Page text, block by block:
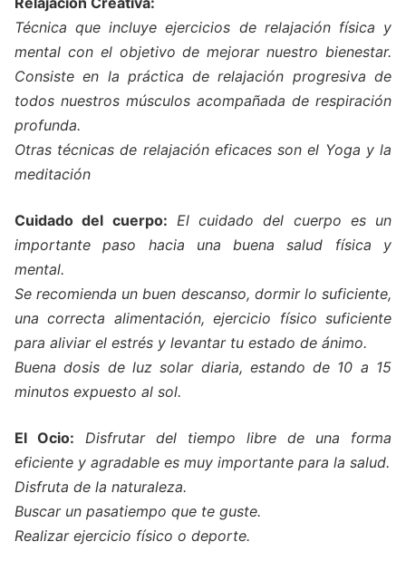
Técnica que incluye ejercicios de relajación física y
mental con el objetivo de mejorar nuestro bienestar.
Consiste en la práctica de relajación progresiva de
todos nuestros músculos acompañada de respiración
profunda.
Otras técnicas de relajación eficaces son el Yoga y la
meditación
Cuidado del cuerpo: El cuidado del cuerpo es un
importante paso hacia una buena salud física y
mental.
Se recomienda un buen descanso, dormir lo suficiente,
una correcta alimentación, ejercicio físico suficiente
para aliviar el estrés y levantar tu estado de ánimo.
Buena dosis de luz solar diaria, estando de 10 a 15
minutos expuesto al sol.
El Ocio:
Disfrutar del tiempo libre de una forma
eficiente y agradable es muy importante para la salud.
Disfruta de la naturaleza.
Buscar un pasatiempo que te guste.
Realizar ejercicio físico o deporte.